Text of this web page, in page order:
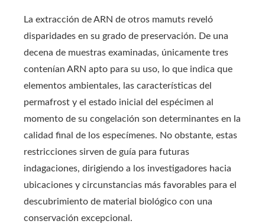
La extracción de ARN de otros mamuts reveló
disparidades en su grado de preservación. De una
decena de muestras examinadas, únicamente tres
contenían ARN apto para su uso, lo que indica que
elementos ambientales, las características del
permafrost y el estado inicial del espécimen al
momento de su congelación son determinantes en la
calidad final de los especímenes. No obstante, estas
restricciones sirven de guía para futuras
indagaciones, dirigiendo a los investigadores hacia
ubicaciones y circunstancias más favorables para el
descubrimiento de material biológico con una
conservación excepcional.